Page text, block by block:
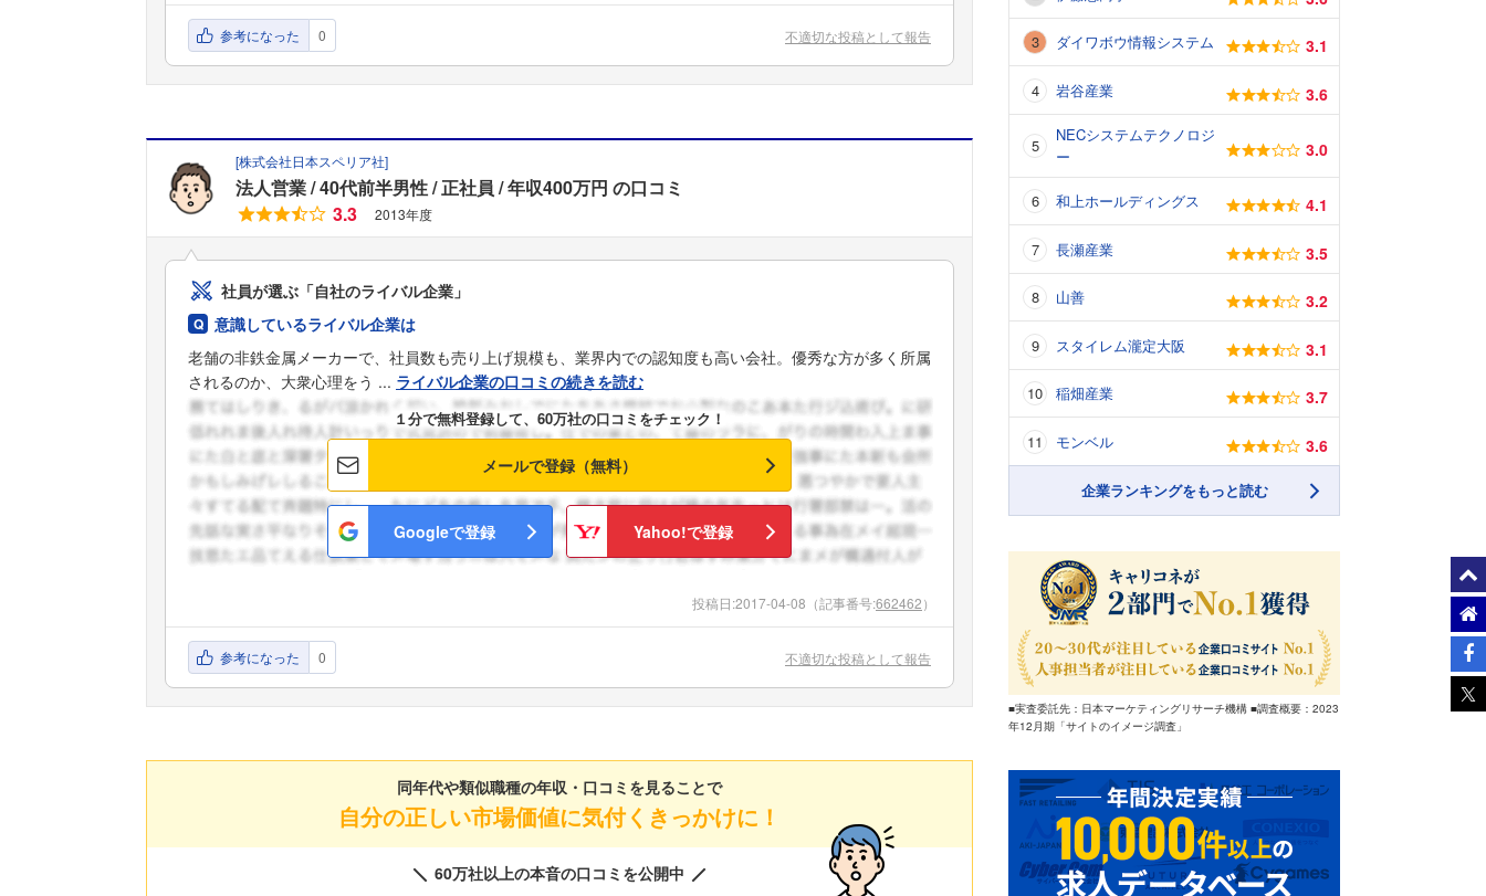
フォローしました
こちらの企業もフォローしませんか？
参考になった 0 不適切な投稿として報告
[株式会社日本スペリア社]
法人営業 40代前半男性 正社員 年収400万円 の口コミ
3.3
2013年度
社員が選ぶ「自社のライバル企業」
意識しているライバル企業は
老舗の非鉄金属メーカーで、社員数も売り上げ規模も、業界内での認知度も高い会社。優秀な方が多く所属
されるのか、大衆心理をう ... ライバル企業の口コミの続きを読む
１分で無料登録して、60万社の口コミをチェック！
メールで登録（無料）
Googleで登録 Yahoo!で登録
投稿日:2017-04-08 （記事番号:662462）
参考になった 0 不適切な投稿として報告
同年代や類似職種の年収・口コミを見ることで
自分の正しい市場価値に気付くきっかけに！
60万社以上の本音の口コミを公開中
ダイワボウ情報システム 3.1
岩谷産業 3.6
NECシステムテクノロジ
ー
3.0
和上ホールディングス 4.1
長瀬産業 3.5
山善 3.2
スタイレム瀧定大阪 3.1
稲畑産業 3.7
モンベル 3.6
企業ランキングをもっと読む
■実査委託先：日本マーケティングリサーチ機構 ■調査概要：2023
年12月期「サイトのイメージ調査」